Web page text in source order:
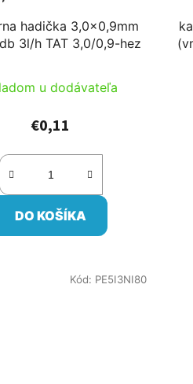
hadička 3,0x0,9mm
3l/h TAT 3,0/0,9-hez
u dodávateľa
€0,11
DO KOŠÍKA
Kód: PE5I3NI80